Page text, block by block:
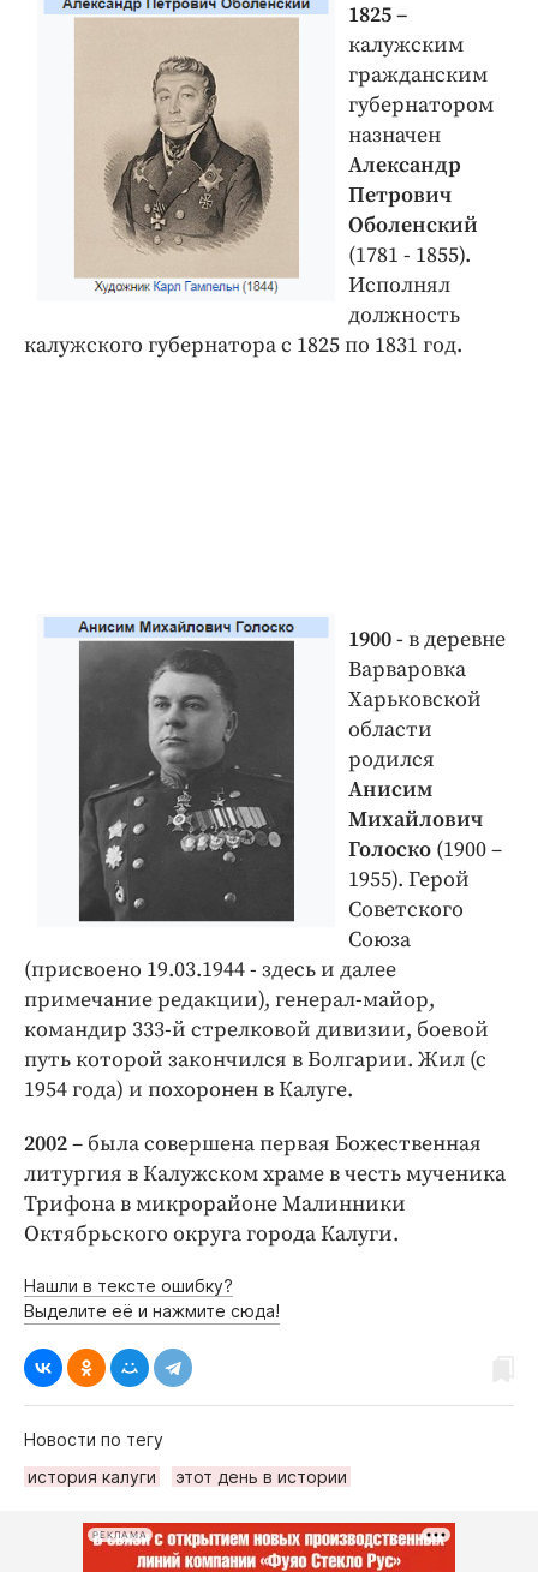
1825 –
калужским
гражданским
губернатором
назначен
Александр
Петрович
Оболенский
(1781 - 1855).
Исполнял
должность
калужского губернатора с 1825 по 1831 год.
1900 -в деревне
Варваровка
Харьковской
области
родился
Анисим
Михайлович
Голоско (1900 –
1955). Герой
Советского
Союза
(присвоено 19.03.1944 - здесь и далее
примечание редакции), генерал-майор,
командир 333-й стрелковой дивизии, боевой
путь которой закончился в Болгарии. Жил (с
1954 года) и похоронен в Калуге.
2002– была совершена первая Божественная
литургия в Калужском храме в честь мученика
Трифона в микрорайоне Малинники
Октябрьского округа города Калуги.
Нашли в тексте ошибку?
Выделите её и нажмите сюда!
Новости по тегу
история калуги
этот день в истории
РЕКЛАМА